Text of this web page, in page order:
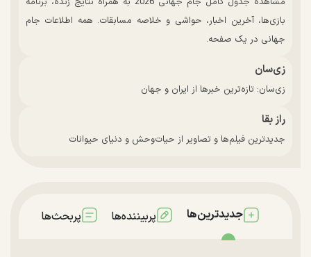
بازی‌ها، آخرین اخبار، حواشی و خلاصه مسابقات. همه اطلاعات جام
جهانی در یک صفحه.
زی‌سان
زی‌سان: تازه‌ترین خبرها از ایران و جهان
راز بقا
جدیدترین فیلم‌ها و تصاویر از حیات‌وحش و دنیای حیوانات
جدیدترین‌ها پربیننده‌ها پربحث‌ها